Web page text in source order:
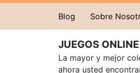
Blog Sobre
JUEGOS
La mayor y mejor
ahora usted